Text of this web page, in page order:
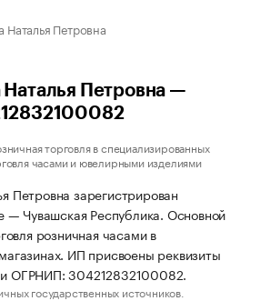
Петровна
Петровна —
торговля в специализированных
часами и ювелирными изделиями
Петровна зарегистрирован
Чувашская Республика. Основной
розничная часами в
ИП присвоены реквизиты
ОГРНИП: 304212832100082.
государственных источников.